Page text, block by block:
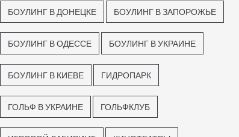
БОУЛИНГ В ДОНЕЦКЕ БОУЛИНГ В ЗАПОРОЖЬЕ
БОУЛИНГ В ОДЕССЕ БОУЛИНГ В УКРАИНЕ
БОУЛИНГ В КИЕВЕ ГИДРОПАРК
ГОЛЬФ В УКРАИНЕ ГОЛЬФКЛУБ